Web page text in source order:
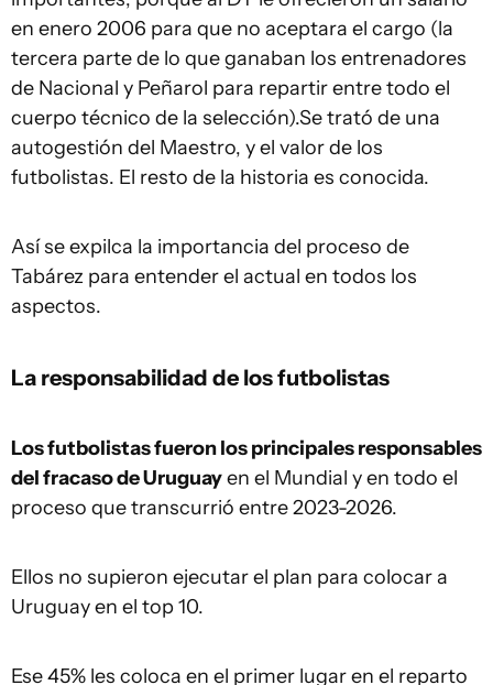
en enero 2006 para que no aceptara el cargo (la
tercera parte de lo que ganaban los entrenadores
de Nacional y Peñarol para repartir entre todo el
cuerpo técnico de la selección).Se trató de una
autogestión del Maestro, y el valor de los
futbolistas. El resto de la historia es conocida.
Así se expilca la importancia del proceso de
Tabárez para entender el actual en todos los
aspectos.
La responsabilidad de los futbolistas
Los futbolistas fueron los principales responsables
del fracaso de Uruguayen el Mundial y en todo el
proceso que transcurrió entre 2023-2026.
Ellos no supieron ejecutar el plan para colocar a
Uruguay en el top 10.
Ese 45% les coloca en el primer lugar en el reparto